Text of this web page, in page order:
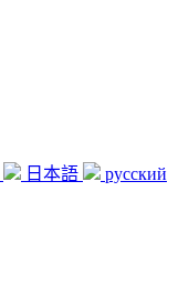
日本語
русский